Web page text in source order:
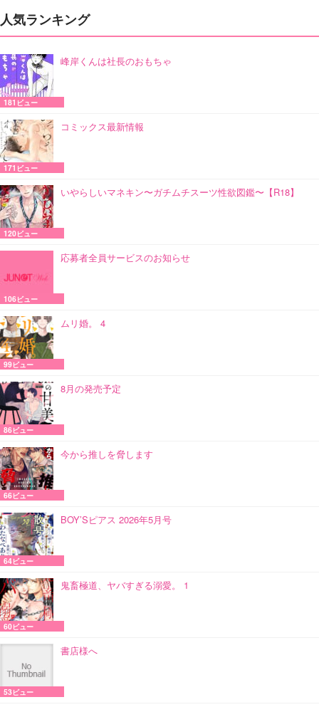
人気ランキング
峰岸くんは社長のおもちゃ
181ビュー
コミックス最新情報
171ビュー
いやらしいマネキン〜ガチムチスーツ性欲図鑑〜【R18】
120ビュー
応募者全員サービスのお知らせ
106ビュー
ムリ婚。 4
99ビュー
8月の発売予定
86ビュー
今から推しを脅します
66ビュー
BOY’Sピアス 2026年5月号
64ビュー
鬼畜極道、ヤバすぎる溺愛。 1
60ビュー
書店様へ
53ビュー